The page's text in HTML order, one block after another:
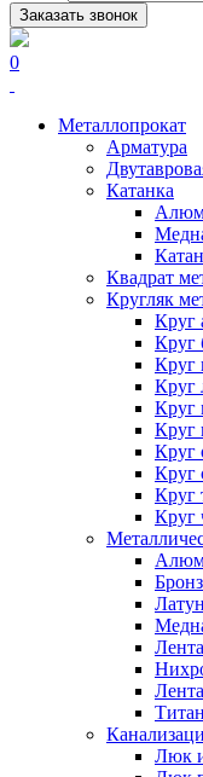
Заказать звонок
0
Металлопрокат
Арматура
Катанка
Квадрат
Кругляк
Круг
Круг
Круг
Круг
Круг
Круг
Круг
Круг
Круг
Круг
Люк